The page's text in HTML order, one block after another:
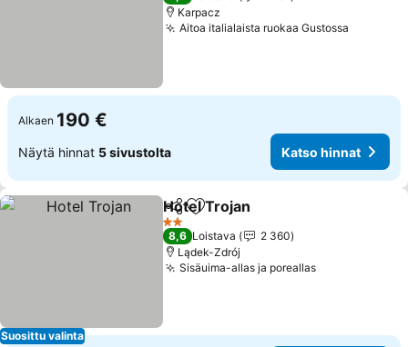
Karpacz
Aitoa italialaista ruokaa Gustossa
Alkaen 190 €
Näytä hinnat 5 sivustolta Katso hinnat
Suosittu valinta
Jaa Lisää suosikkeihin
Hotel Trojan
2 Tähtiluokitus
8,6 Loistava
2 360
Lądek-Zdrój
Sisäuima-allas ja poreallasKatso hinnat